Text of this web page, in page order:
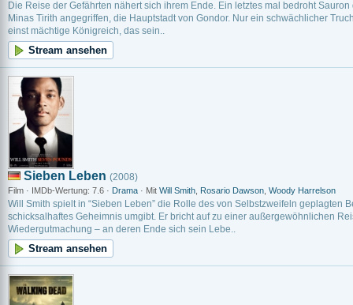
Die Reise der Gefährten nähert sich ihrem Ende. Ein letztes mal bedroht
Minas Tirith angegriffen, die Hauptstadt von Gondor. Nur ein schwächlicher
einst mächtige Königreich, das sein..
Stream ansehen
Sieben Leben (2008)
Film · IMDb-Wertung: 7.6 · Drama · Mit Will Smith Rosario Dawson Woody Harrelson
Will Smith spielt in “Sieben Leben” die Rolle des von Selbstzweifeln geplagten
schicksalhaftes Geheimnis umgibt. Er bricht auf zu einer außergewöhnlichen
Wiedergutmachung – an deren Ende sich sein Lebe..
Stream ansehen